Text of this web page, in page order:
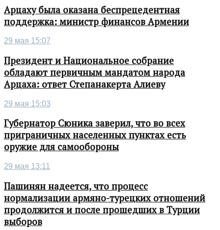
Арцаху была оказана беспрецедентная
поддержка: министр финансов Армении
29 мая 15:07
Президент и Национальное собрание
обладают первичным мандатом народа
Арцаха: ответ Степанакерта Алиеву
29 мая 15:03
Губернатор Сюника заверил, что во всех
приграничных населенных пунктах есть
оружие для самообороны
29 мая 13:11
Пашинян надеется, что процесс
нормализации армяно-турецких отношений
продолжится и после прошедших в Турции
выборов